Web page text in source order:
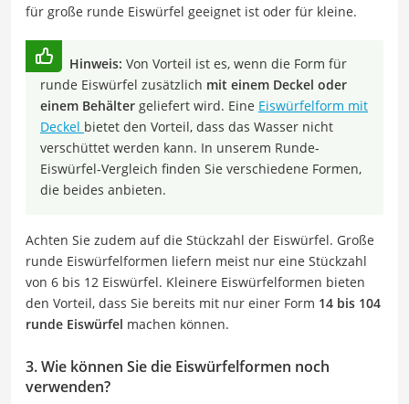
für große runde Eiswürfel geeignet ist oder für kleine.
Hinweis: Von Vorteil ist es, wenn die Form für
runde Eiswürfel zusätzlich mit einem Deckel oder
einem Behälter geliefert wird. Eine Eiswürfelform mit
Deckel bietet den Vorteil, dass das Wasser nicht
verschüttet werden kann. In unserem Runde-
Eiswürfel-Vergleich finden Sie verschiedene Formen,
die beides anbieten.
Achten Sie zudem auf die Stückzahl der Eiswürfel. Große
runde Eiswürfelformen liefern meist nur eine Stückzahl
von 6 bis 12 Eiswürfel. Kleinere Eiswürfelformen bieten
den Vorteil, dass Sie bereits mit nur einer Form 14 bis 104
runde Eiswürfel machen können.
3. Wie können Sie die Eiswürfelformen noch
verwenden?